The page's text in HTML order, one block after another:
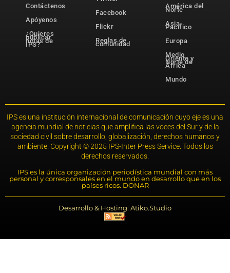
Contáctenos
Apóyenos
¿Quieres
publicar
notas de
IPS?
Facebook
Flickr
Reglas de
comunidad
América del
Norte
Asia-
Pacífico
Europa
Medio
Oriente y
Norte de
África
Mundo
IPS es una institución internacional de comunicación cuyo eje es una
agencia mundial de noticias que amplifica las voces del Sur y de la
sociedad civil sobre desarrollo, globalización, derechos humanos y
ambiente. Copyright © 2025 IPS-Inter Press Service. Todos los
derechos reservados.
IPS es la única organización periodística mundial con más
personal y corresponsales en el mundo en desarrollo que en los
países ricos. DONAR
Desarrollo & Hosting: Atiko.Studio